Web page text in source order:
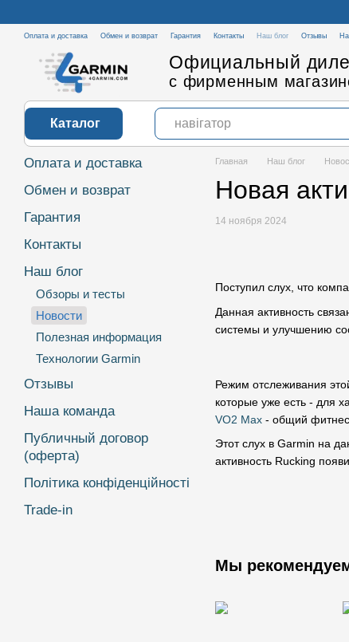
Оплата и доставка Обмен и возврат Гарантия Контакты Наш блог Отзывы
Официальный
с фирменным
Каталог
Главная Наш блог
Новая
14 ноября 2024
Поступил слух, что
Данная активность
системы и улучшению
Режим отслеживания
которые уже есть - для
VO2 Max - общий
Этот слух в Garmin на
активность Rucking
Мы
Оплата и доставка
Обмен и возврат
Гарантия
Контакты
Наш блог
Обзоры и тесты
Новости
Полезная информация
Технологии Garmin
Отзывы
Наша команда
Публичный договор
(оферта)
Політика конфіденційності
Trade-in